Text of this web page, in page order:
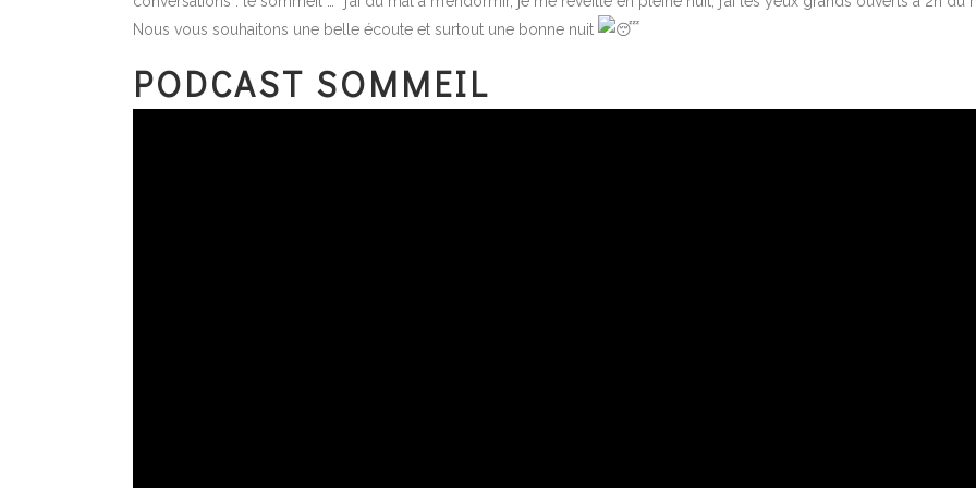
Nous vous souhaitons une belle écoute et surtout une bonne nuit
PODCAST SOMMEIL